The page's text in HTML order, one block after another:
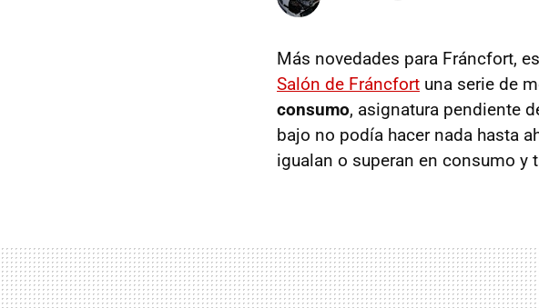
Más novedades para Fráncfort,
Salón de Fráncfort una serie de
consumo, asignatura pendiente
bajo no podía hacer nada hasta
igualan o superan en consumo y